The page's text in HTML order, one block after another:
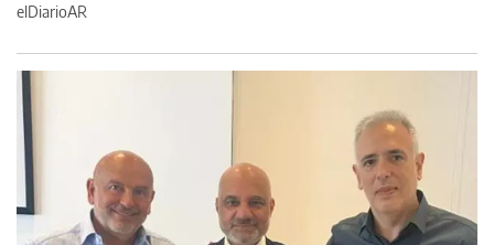
elDiarioAR